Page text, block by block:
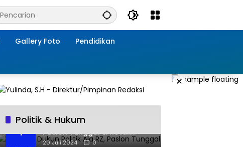
Gallery Foto Pendidikan
×
Politik & Hukum
1
Jebakan Dukun Politik Ala RZ,
Paslon Tunggal & Kotak
Kosong
20 Juli 2024 0